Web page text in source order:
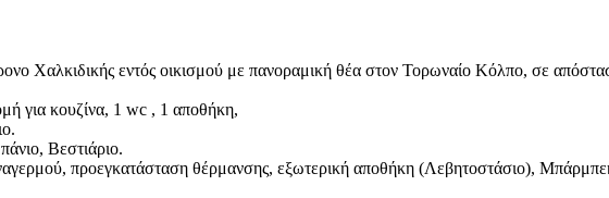
Χαλκιδικής εντός οικισμού με πανοραμική θέα στον Τορωναίο Κόλπο, σε
για κουζίνα, 1 wc , 1 αποθήκη,
Βεστιάριο.
προεγκατάσταση θέρμανσης, εξωτερική αποθήκη (Λεβητοστάσιο),